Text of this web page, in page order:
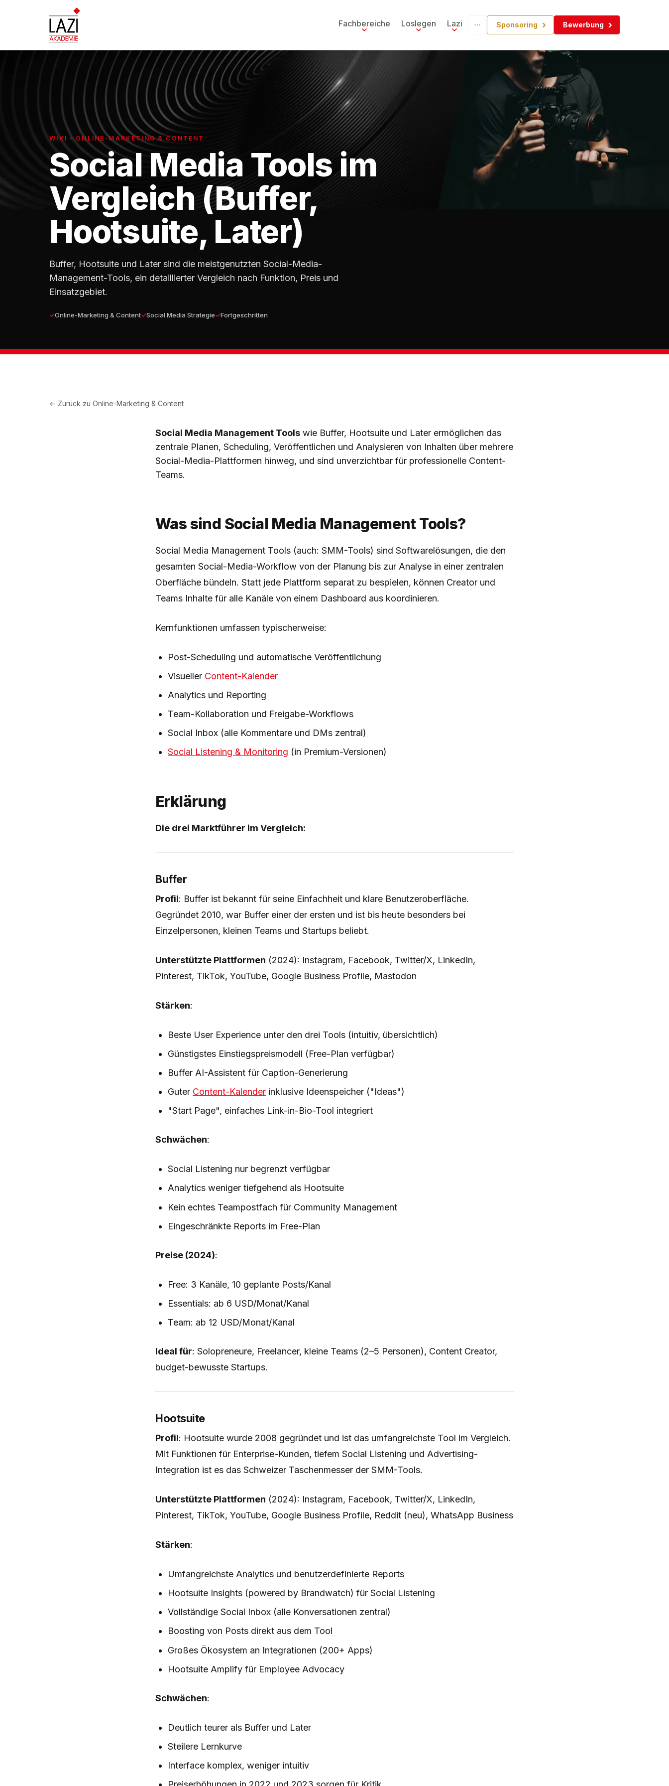
Fachbereiche Loslegen Lazi Sponsoring Bewerbung
WIKI › ONLINE-MARKETING & CONTENT
Social Media Tools im
Vergleich (Buffer,
Hootsuite, Later)
Buffer, Hootsuite und Later sind die meistgenutzten Social-Media-
Management-Tools, ein detaillierter Vergleich nach Funktion, Preis und
Einsatzgebiet.
Online-Marketing & Content Social Media Strategie Fortgeschritten
← Zurück zuOnline-Marketing & Content
Social Media Management Tools wie Buffer, Hootsuite und Later ermöglichen das
zentrale Planen, Scheduling, Veröffentlichen und Analysieren von Inhalten über mehrere
Social-Media-Plattformen hinweg, und sind unverzichtbar für professionelle Content-
Teams.
Was sind Social Media Management Tools?
Social Media Management Tools (auch: SMM-Tools) sind Softwarelösungen, die den
gesamten Social-Media-Workflow von der Planung bis zur Analyse in einer zentralen
Oberfläche bündeln. Statt jede Plattform separat zu bespielen, können Creator und
Teams Inhalte für alle Kanäle von einem Dashboard aus koordinieren.
Kernfunktionen umfassen typischerweise:
Post-Scheduling und automatische Veröffentlichung
Visueller Content-Kalender
Analytics und Reporting
Team-Kollaboration und Freigabe-Workflows
Social Inbox (alle Kommentare und DMs zentral)
Social Listening & Monitoring (in Premium-Versionen)
Erklärung
Die drei Marktführer im Vergleich:
Buffer
Profil: Buffer ist bekannt für seine Einfachheit und klare Benutzeroberfläche.
Gegründet 2010, war Buffer einer der ersten und ist bis heute besonders bei
Einzelpersonen, kleinen Teams und Startups beliebt.
Unterstützte Plattformen (2024): Instagram, Facebook, Twitter/X, LinkedIn,
Pinterest, TikTok, YouTube, Google Business Profile, Mastodon
Stärken:
Beste User Experience unter den drei Tools (intuitiv, übersichtlich)
Günstigstes Einstiegspreismodell (Free-Plan verfügbar)
Buffer AI-Assistent für Caption-Generierung
Guter Content-Kalender inklusive Ideenspeicher ("Ideas")
"Start Page", einfaches Link-in-Bio-Tool integriert
Schwächen:
Social Listening nur begrenzt verfügbar
Analytics weniger tiefgehend als Hootsuite
Kein echtes Teampostfach für Community Management
Eingeschränkte Reports im Free-Plan
Preise (2024):
Free: 3 Kanäle, 10 geplante Posts/Kanal
Essentials: ab 6 USD/Monat/Kanal
Team: ab 12 USD/Monat/Kanal
Ideal für: Solopreneure, Freelancer, kleine Teams (2–5 Personen), Content Creator,
budget-bewusste Startups.
Hootsuite
Profil: Hootsuite wurde 2008 gegründet und ist das umfangreichste Tool im Vergleich.
Mit Funktionen für Enterprise-Kunden, tiefem Social Listening und Advertising-
Integration ist es das Schweizer Taschenmesser der SMM-Tools.
Unterstützte Plattformen (2024): Instagram, Facebook, Twitter/X, LinkedIn,
Pinterest, TikTok, YouTube, Google Business Profile, Reddit (neu), WhatsApp Business
Stärken:
Umfangreichste Analytics und benutzerdefinierte Reports
Hootsuite Insights (powered by Brandwatch) für Social Listening
Vollständige Social Inbox (alle Konversationen zentral)
Boosting von Posts direkt aus dem Tool
Großes Ökosystem an Integrationen (200+ Apps)
Hootsuite Amplify für Employee Advocacy
Schwächen:
Deutlich teurer als Buffer und Later
Steilere Lernkurve
Interface komplex, weniger intuitiv